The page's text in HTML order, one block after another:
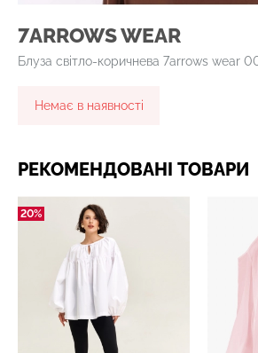
7ARROWS WEAR
Блуза світло-коричнева 7arrows wear
Немає в наявності
РЕКОМЕНДОВАНІ ТОВАРИ
20%